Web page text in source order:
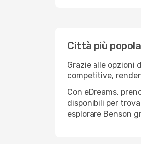
Città più
Grazie alle opzioni
competitive,
Con eDreams,
disponibili per
esplorare Benson